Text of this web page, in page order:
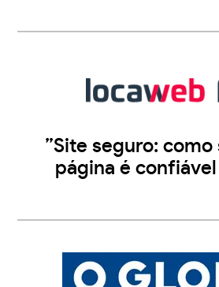
”Site seguro: como
página é confiável